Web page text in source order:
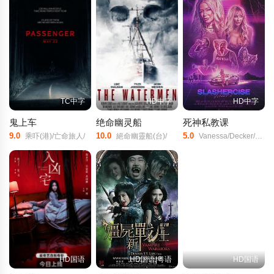
TC中字
鬼上车
9.0 乘吓(港)/亡命旅人/
HD中字
绝命幽灵船
10.0 絕命幽靈船(台)/
HD中字
死神私教课
5.0 Vanessa/Decker/John/Bloom/Spencer/Charnas/
HD国语 HD国语|粤语 HD国语